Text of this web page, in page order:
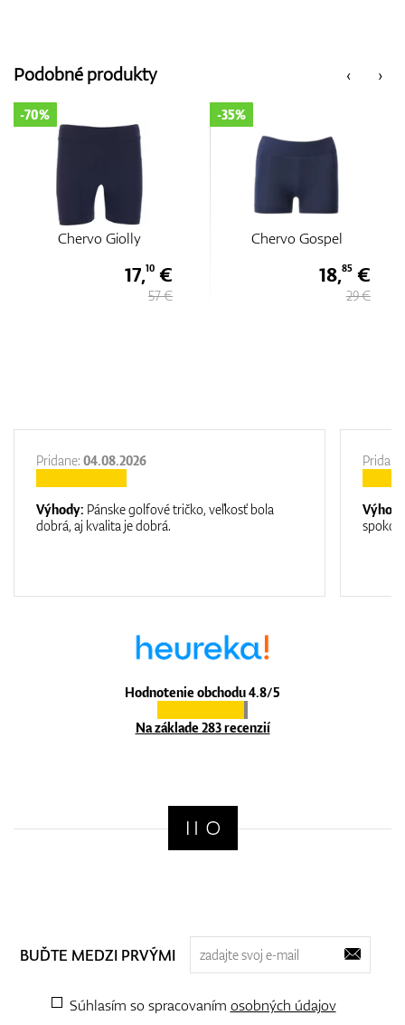
‹
Podobné produkty ›
Chervo Gospel Chervo
Hodnotenie obchodu 4.8/5
Na základe 283 recenzií
Pridane: 04.08.2026
Výhody: Pánske golfové tričko, veľkosť bola
dobrá, aj kvalita je dobrá.
BUĎTE MEDZI PRVÝMI
Súhlasím so spracovaním osobných údajov